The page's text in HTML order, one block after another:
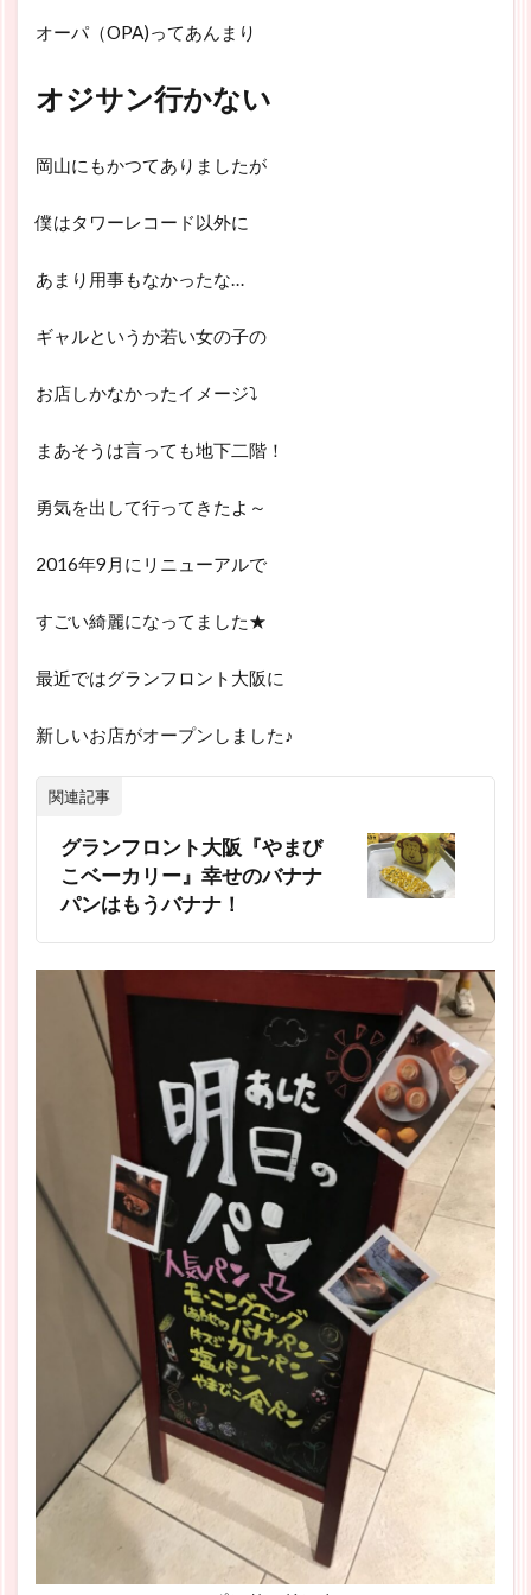
オーパ（OPA)ってあんまり
オジサン行かない
岡山にもかつてありましたが
僕はタワーレコード以外に
あまり用事もなかったな…
ギャルというか若い女の子の
お店しかなかったイメージ⤵
まあそうは言っても地下二階！
勇気を出して行ってきたよ～
2016年9月にリニューアルで
すごい綺麗になってました★
最近ではグランフロント大阪に
新しいお店がオープンしました♪
関連記事
グランフロント大阪『やまび
こベーカリー』幸せのバナナ
パンはもうバナナ！